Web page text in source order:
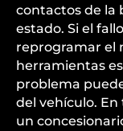
contactos de la
estado. Si el
reprogramar el
herramientas
problema
del vehículo.
un